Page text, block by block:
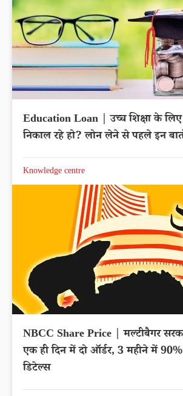
Education Loan | उच्च शिक्षा के
निकाल रहे हो? लोन लेने से पहले इन
Knowledge centre
NBCC Share Price | मल्टीबैगर
एक ही दिन में दो ऑर्डर, 3 महीने में 90%
डिटेल्स